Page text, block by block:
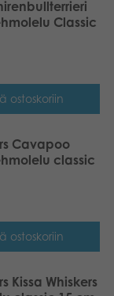
Classic
ostoskoriin
Cavapoo
classic
ostoskoriin
Kissa Whiskers